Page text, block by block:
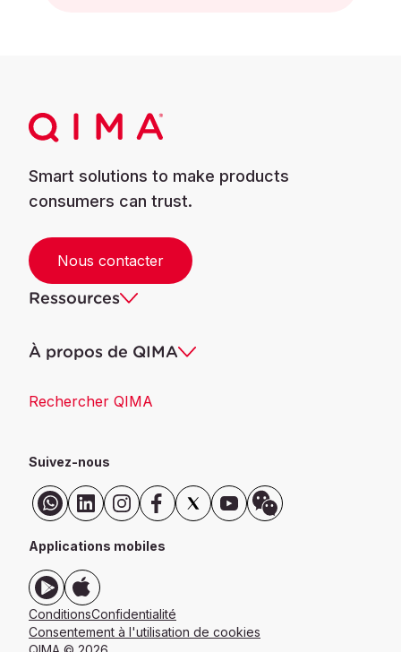
Smart solutions to make products
consumers can trust.
Nous contacter
Ressources
À propos de QIMA
Rechercher QIMA
Suivez-nous
Applications mobiles
ConditionsConfidentialité
Consentement à l'utilisation de cookies